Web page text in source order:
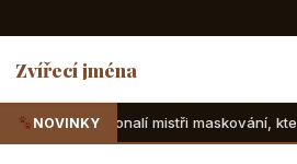
Zvířecí jména
NOVINKY
maskování, které v teráriu sotva najdete